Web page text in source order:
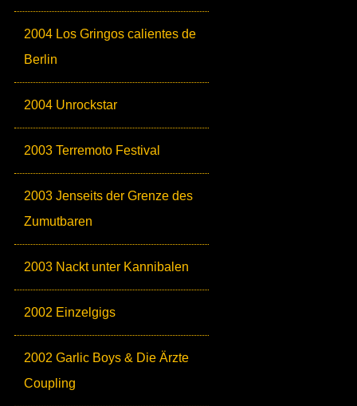
2004 Los Gringos calientes de
Berlin
2004 Unrockstar
2003 Terremoto Festival
2003 Jenseits der Grenze des
Zumutbaren
2003 Nackt unter Kannibalen
2002 Einzelgigs
2002 Garlic Boys & Die Ärzte
Coupling